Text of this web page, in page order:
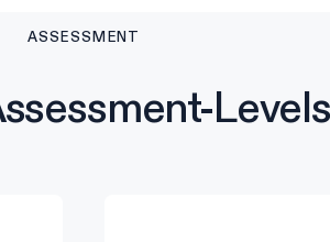
ASSESSMENT